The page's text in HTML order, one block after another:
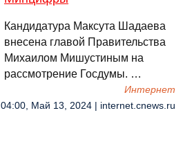
Кандидатура Максута Шадаева
внесена главой Правительства
Михаилом Мишустиным на
рассмотрение Госдумы. …
Интернет
04:00, Май 13, 2024 | internet.cnews.ru